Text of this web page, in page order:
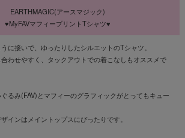
EARTHMAGIC(アースマジック)
♥MyFAVマフィープリントTシャツ♥
に接いで、ゆったりしたシルエットのTシャツ。
わせやすく、タックアウトでの着こなしもオススメで
るみ(FAV)とマフィーのグラフィックがとってもキュー
インはメイントップスにぴったりです。